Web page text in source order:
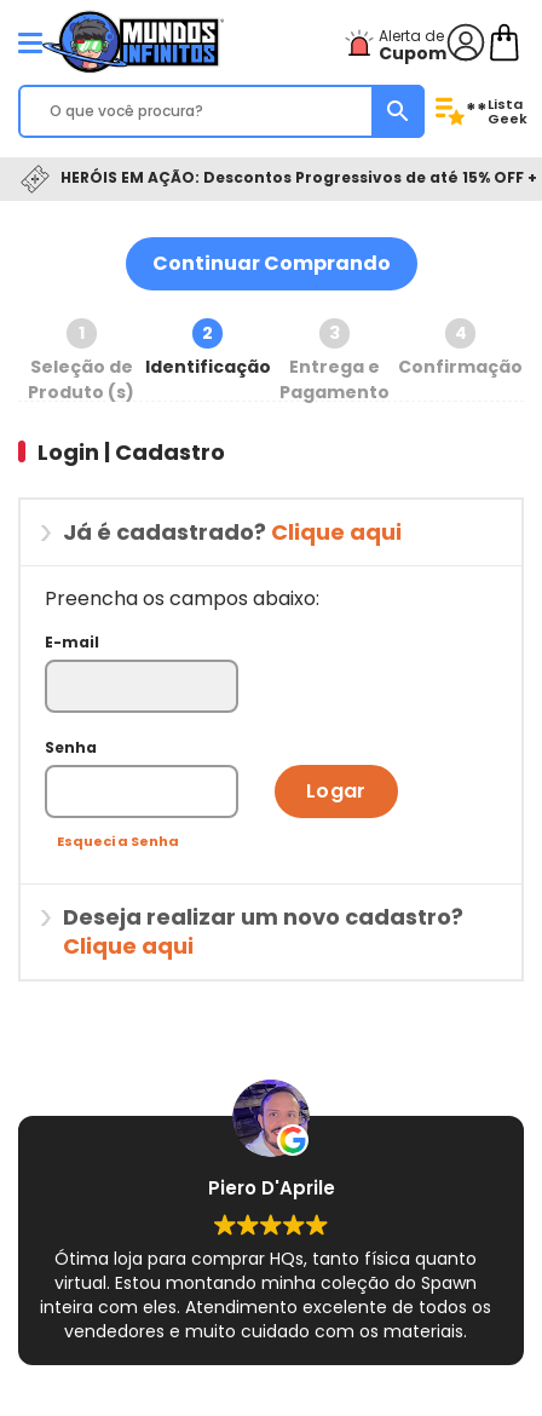
Alerta de
Cupom
**Lista
Geek
HERÓIS EM AÇÃO: Descontos Progressivos de até 15% OFF
Continuar Comprando
1
Seleção de
Produto (s)
2
Identificação
3
Entrega e
Pagamento
4
Confirmação
Login | Cadastro
Já é cadastrado? Clique aqui
Preencha os campos abaixo:
E-mail
Senha
Logar
Esqueci a Senha
Deseja realizar um novo cadastro?
Clique aqui
Piero D'Aprile
Ótima loja para comprar HQs, tanto física quanto
virtual. Estou montando minha coleção do Spawn
inteira com eles. Atendimento excelente de todos os
vendedores e muito cuidado com os materiais.